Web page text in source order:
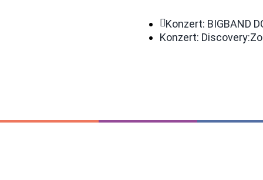
Konzert: BIGBAND
Konzert: